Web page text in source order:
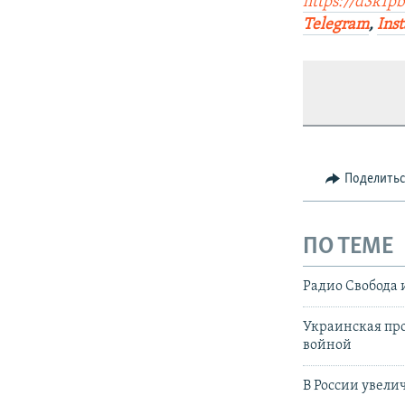
Telegram,
ПО ТЕМЕ
Радио Свобода
Украинская
войной
В России